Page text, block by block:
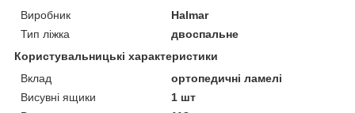
Виробник
Halmar
Тип ліжка
двоспальне
Користувальницькі характеристики
Вклад
ортопедичні ламелі
Висувні ящики
1 шт